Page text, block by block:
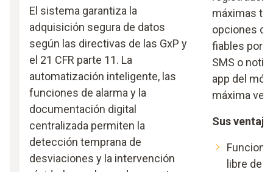
El sistema garantiza la
adquisición segura de datos
según las directivas de las GxP y
el 21 CFR parte 11. La
automatización inteligente, las
funciones de alarma y la
documentación digital
centralizada permiten la
detección temprana de
desviaciones y la intervención
máximas
opciones
fiables por
SMS o
app del
máxima
Sus
libre de